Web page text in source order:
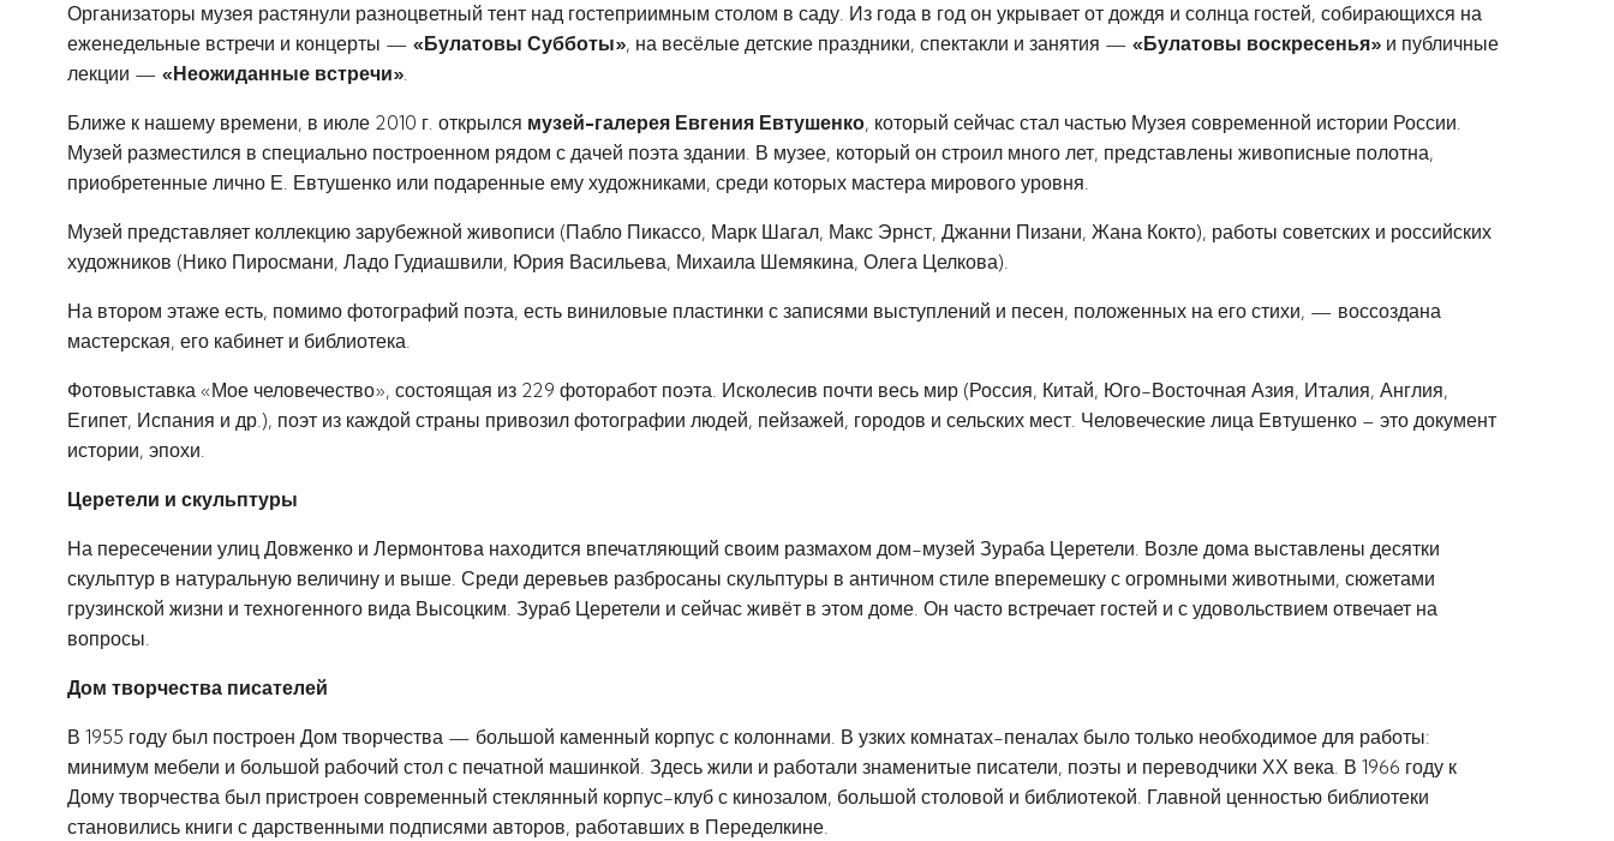
Организаторы музея растянули разноцветный тент над гостеприимным столом в саду. Из года в год он укрывает от дождя и солнца гостей, собирающихся на
еженедельные встречи и концерты — «Булатовы Субботы», на весёлые детские праздники, спектакли и занятия — «Булатовы воскресенья» и публичные
лекции — «Неожиданные встречи».
Ближе к нашему времени, в июле 2010 г. открылся музей-галерея Евгения Евтушенко, который сейчас стал частью Музея современной истории России.
Музей разместился в специально построенном рядом с дачей поэта здании. В музее, который он строил много лет, представлены живописные полотна,
приобретенные лично Е. Евтушенко или подаренные ему художниками, среди которых мастера мирового уровня.
Музей представляет коллекцию зарубежной живописи (Пабло Пикассо, Марк Шагал, Макс Эрнст, Джанни Пизани, Жана Кокто), работы советских и российских
художников (Нико Пиросмани, Ладо Гудиашвили, Юрия Васильева, Михаила Шемякина, Олега Целкова).
На втором этаже есть, помимо фотографий поэта, есть виниловые пластинки с записями выступлений и песен, положенных на его стихи, — воссоздана
мастерская, его кабинет и библиотека.
Фотовыставка «Мое человечество», состоящая из 229 фоторабот поэта. Исколесив почти весь мир (Россия, Китай, Юго-Восточная Азия, Италия, Англия,
Египет, Испания и др.), поэт из каждой страны привозил фотографии людей, пейзажей, городов и сельских мест. Человеческие лица Евтушенко – это документ
истории, эпохи.
Церетели и скульптуры
На пересечении улиц Довженко и Лермонтова находится впечатляющий своим размахом дом-музей Зураба Церетели. Возле дома выставлены десятки
скульптур в натуральную величину и выше. Среди деревьев разбросаны скульптуры в античном стиле вперемешку с огромными животными, сюжетами
грузинской жизни и техногенного вида Высоцким. Зураб Церетели и сейчас живёт в этом доме. Он часто встречает гостей и с удовольствием отвечает на
вопросы.
Дом творчества писателей
В 1955 году был построен Дом творчества — большой каменный корпус с колоннами. В узких комнатах-пеналах было только необходимое для работы:
минимум мебели и большой рабочий стол с печатной машинкой. Здесь жили и работали знаменитые писатели, поэты и переводчики ХХ века. В 1966 году к
Дому творчества был пристроен современный стеклянный корпус-клуб с кинозалом, большой столовой и библиотекой. Главной ценностью библиотеки
становились книги с дарственными подписями авторов, работавших в Переделкине.